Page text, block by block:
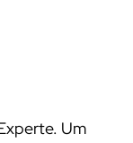
Um